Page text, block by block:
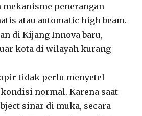
penerangan
atau automatic high beam.
di Kijang Innova baru,
kota di wilayah kurang
tidak perlu menyetel
normal. Karena saat
sinar di muka, secara